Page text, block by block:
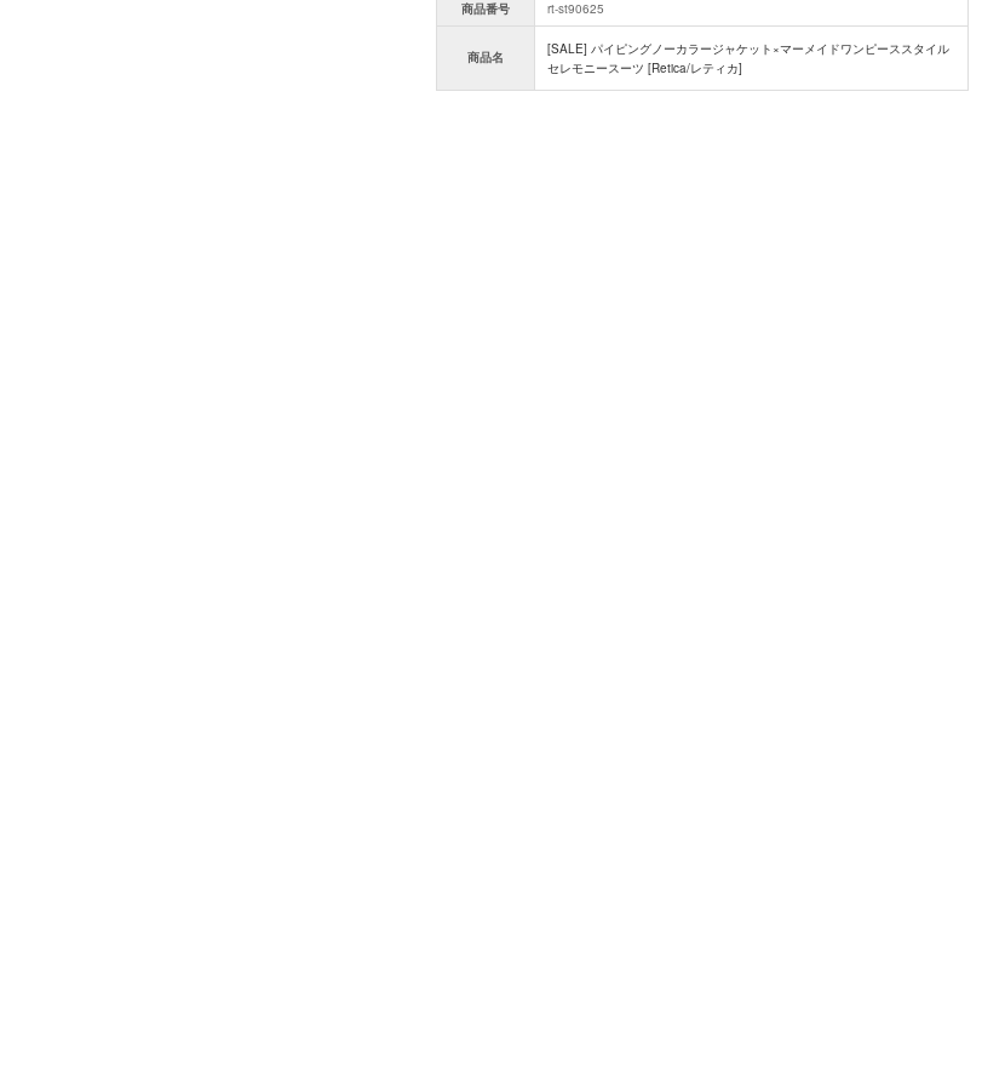
商品番号
rt-st90625
商品名
[SALE] パイピングノーカラージャケット×マーメイドワンピーススタイル
セレモニースーツ [Retica/レティカ]